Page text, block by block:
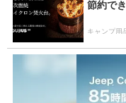
節約で
キャンプ用